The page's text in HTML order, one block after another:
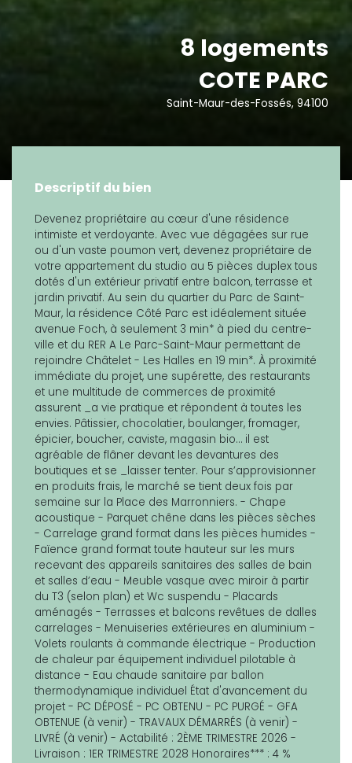
8 logements
COTE PARC
Saint-Maur-des-Fossés, 94100
Descriptif du bien
Devenez propriétaire au cœur d'une résidence
intimiste et verdoyante. Avec vue dégagées sur rue
ou d'un vaste poumon vert, devenez propriétaire de
votre appartement du studio au 5 pièces duplex tous
dotés d'un extérieur privatif entre balcon, terrasse et
jardin privatif. Au sein du quartier du Parc de Saint-
Maur, la résidence Côté Parc est idéalement située
avenue Foch, à seulement 3 min* à pied du centre-
ville et du RER A Le Parc-Saint-Maur permettant de
rejoindre Châtelet - Les Halles en 19 min*. À proximité
immédiate du projet, une supérette, des restaurants
et une multitude de commerces de proximité
assurent _a vie pratique et répondent à toutes les
envies. Pâtissier, chocolatier, boulanger, fromager,
épicier, boucher, caviste, magasin bio… il est
agréable de flâner devant les devantures des
boutiques et se _laisser tenter. Pour s’approvisionner
en produits frais, le marché se tient deux fois par
semaine sur la Place des Marronniers. - Chape
acoustique - Parquet chêne dans les pièces sèches
- Carrelage grand format dans les pièces humides -
Faïence grand format toute hauteur sur les murs
recevant des appareils sanitaires des salles de bain
et salles d’eau - Meuble vasque avec miroir à partir
du T3 (selon plan) et Wc suspendu - Placards
aménagés - Terrasses et balcons revêtues de dalles
carrelages - Menuiseries extérieures en aluminium -
Volets roulants à commande électrique - Production
de chaleur par équipement individuel pilotable à
distance - Eau chaude sanitaire par ballon
thermodynamique individuel État d'avancement du
projet - PC DÉPOSÉ - PC OBTENU - PC PURGÉ - GFA
OBTENUE (à venir) - TRAVAUX DÉMARRÉS (à venir) -
LIVRÉ (à venir) - Actabilité : 2ÈME TRIMESTRE 2026 -
Livraison : 1ER TRIMESTRE 2028 Honoraires*** : 4 %